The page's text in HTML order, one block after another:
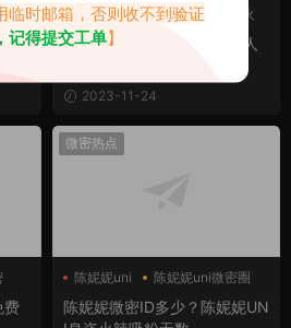
妮u
陈妮妮uni 陈妮妮UNI超惹火
陈妮妮UNI超惹火魅惑，令人
2023-11-24
费
微密热点
陈妮妮uni
陈妮妮uni微密圈
陈妮妮微密
陈妮妮微密ID多少？陈妮妮UN
临时邮箱，否则收不到验证
记得提交工单】